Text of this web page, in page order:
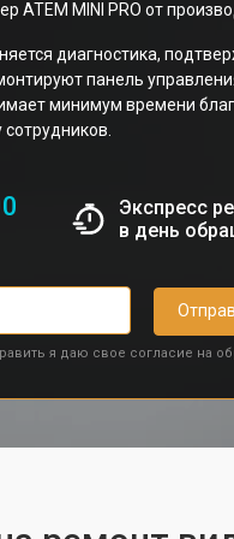
ATEM MINI PRO от
диагностика,
панель
минимум времени
Экспресс
в день
я даю свое согласие на